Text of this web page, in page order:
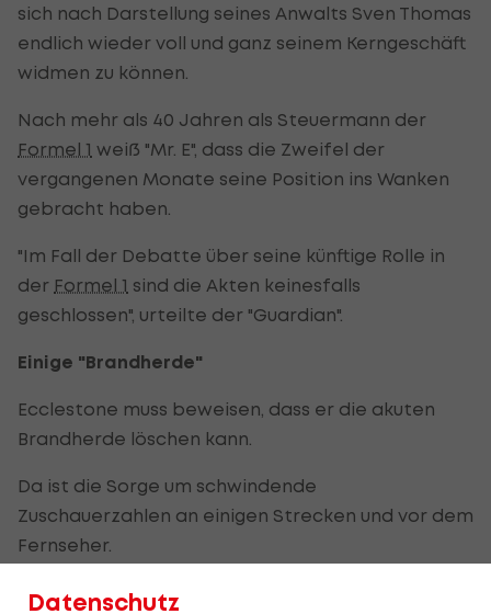
sich nach Darstellung seines Anwalts Sven Thomas
endlich wieder voll und ganz seinem Kerngeschäft
widmen zu können.
Nach mehr als 40 Jahren als Steuermann der
Formel 1 weiß "Mr. E", dass die Zweifel der
vergangenen Monate seine Position ins Wanken
gebracht haben.
"Im Fall der Debatte über seine künftige Rolle in
der Formel 1 sind die Akten keinesfalls
geschlossen", urteilte der "Guardian".
Einige "Brandherde"
Ecclestone muss beweisen, dass er die akuten
Brandherde löschen kann.
Da ist die Sorge um schwindende
Zuschauerzahlen an einigen Strecken und vor dem
Fernseher.
Hinzu kommen die quälenden Debatten über die
Datenschutz